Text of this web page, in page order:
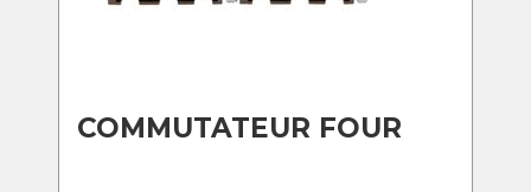
COMMUTATEUR FOUR